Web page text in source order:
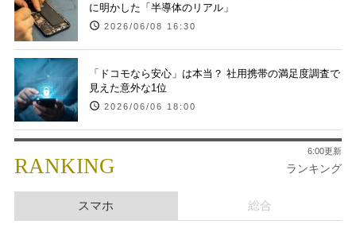
に明かした「半導体のリアル」
2026/06/08 16:30
「ドコモなら安心」は本当？ 社用携帯の満足度調査で
見えた意外な1位
2026/06/06 18:00
RANKING ランキング
6:00更新
スマホ 総合